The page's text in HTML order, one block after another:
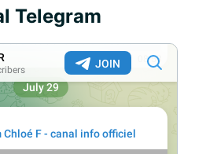
Telegram